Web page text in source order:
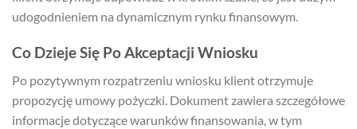
udogodnieniem na dynamicznym rynku finansowym.
Co Dzieje Się Po Akceptacji Wniosku
Po pozytywnym rozpatrzeniu wniosku klient otrzymuje
propozycję umowy pożyczki. Dokument zawiera szczegółowe
informacje dotyczące warunków finansowania, w tym